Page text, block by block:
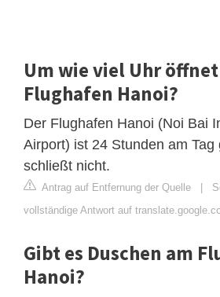
Um wie viel Uhr
Flughafen Hanoi?
Der Flughafen Hanoi (Noi Bai
Airport) ist 24 Stunden am Tag
schließt nicht.
Antrag auf Entfernung der Quelle |
vollständige Antwort auf
Gibt es Duschen am
Hanoi?